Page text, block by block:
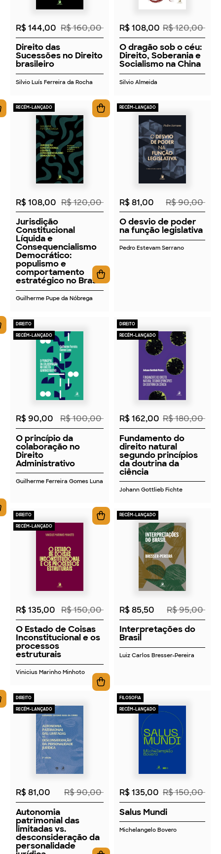
R$ 144,00 R$ 160,00
Direito das
Sucessões no Direito
brasileiro
Silvio Luís Ferreira da Rocha
R$ 108,00 R$ 120,00
O dragão sob o céu:
Direito, Soberania e
Socialismo na China
Silvio Almeida
RECÉM-LANÇADO
2026
R$ 108,00 R$ 120,00
Jurisdição
Constitucional
Líquida e
Consequencialismo
Democrático:
populismo e
comportamento
estratégico no Brasil
Guilherme Pupe da Nóbrega
RECÉM-LANÇADO
2026
R$ 81,00
R$ 90,00
O desvio de poder
na função legislativa
Pedro Estevam Serrano
DIREITO
RECÉM-LANÇADO
2026
R$ 90,00
R$ 100,00
O princípio da
colaboração no
Direito
Administrativo
Guilherme Ferreira Gomes Luna
DIREITO
RECÉM-LANÇADO
2026
R$ 162,00 R$ 180,00
Fundamento do
direito natural
segundo princípios
da doutrina da
ciência
Johann Gottlieb Fichte
DIREITO
RECÉM-LANÇADO
2026
R$ 135,00 R$ 150,00
O Estado de Coisas
Inconstitucional e os
processos
estruturais
Vinicius Marinho Minhoto
RECÉM-LANÇADO
2026
R$ 85,50
R$ 95,00
Interpretações do
Brasil
Luiz Carlos Bresser-Pereira
DIREITO
RECÉM-LANÇADO
2026
R$ 81,00
R$ 90,00
Autonomia
patrimonial das
limitadas vs.
desconsideração da
personalidade
FILOSOFIA
RECÉM-LANÇADO
2026
R$ 135,00 R$ 150,00
Salus Mundi
Michelangelo Bovero